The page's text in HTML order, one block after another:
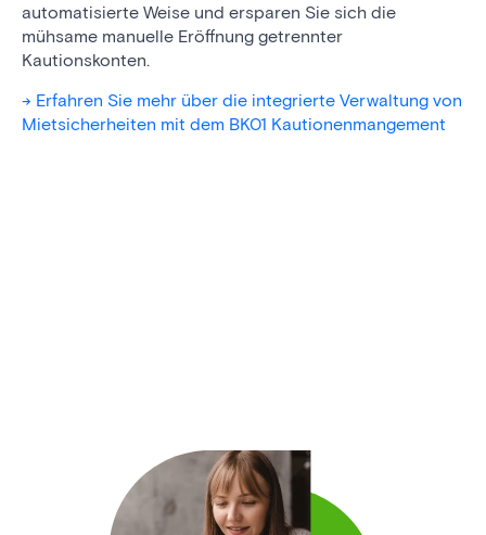
automatisierte Weise und ersparen Sie sich die
mühsame manuelle Eröffnung getrennter
Kautionskonten.
-> Erfahren Sie mehr über die integrierte Verwaltung von
Mietsicherheiten mit dem BK01 Kautionenmangement